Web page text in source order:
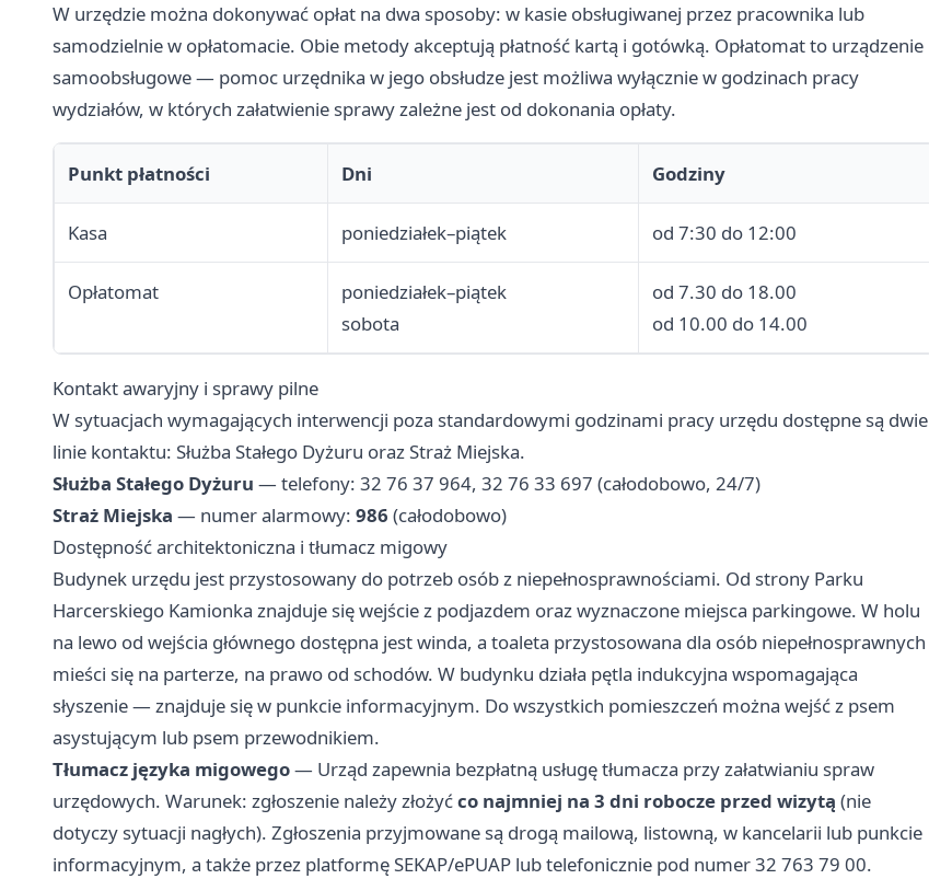
W urzędzie można dokonywać opłat na dwa sposoby: w kasie obsługiwanej przez pracownika lub
samodzielnie w opłatomacie. Obie metody akceptują płatność kartą i gotówką. Opłatomat to urządzenie
samoobsługowe — pomoc urzędnika w jego obsłudze jest możliwa wyłącznie w godzinach pracy
wydziałów, w których załatwienie sprawy zależne jest od dokonania opłaty.
Punkt płatności Dni Godziny
Kasa poniedziałek–piątek od 7:30 do 12:00
Opłatomat
poniedziałek–piątek
sobota
od 7.30 do 18.00
od 10.00 do 14.00
Kontakt awaryjny i sprawy pilne
W sytuacjach wymagających interwencji poza standardowymi godzinami pracy urzędu dostępne są dwie
linie kontaktu: Służba Stałego Dyżuru oraz Straż Miejska.
Służba Stałego Dyżuru — telefony: 32 76 37 964, 32 76 33 697 (całodobowo, 24/7)
Straż Miejska — numer alarmowy: 986 (całodobowo)
Dostępność architektoniczna i tłumacz migowy
Budynek urzędu jest przystosowany do potrzeb osób z niepełnosprawnościami. Od strony Parku
Harcerskiego Kamionka znajduje się wejście z podjazdem oraz wyznaczone miejsca parkingowe. W holu
na lewo od wejścia głównego dostępna jest winda, a toaleta przystosowana dla osób niepełnosprawnych
mieści się na parterze, na prawo od schodów. W budynku działa pętla indukcyjna wspomagająca
słyszenie — znajduje się w punkcie informacyjnym. Do wszystkich pomieszczeń można wejść z psem
asystującym lub psem przewodnikiem.
Tłumacz języka migowego— Urząd zapewnia bezpłatną usługę tłumacza przy załatwianiu spraw
urzędowych. Warunek: zgłoszenie należy złożyćco najmniej na 3 dni robocze przed wizytą (nie
dotyczy sytuacji nagłych). Zgłoszenia przyjmowane są drogą mailową, listowną, w kancelarii lub punkcie
informacyjnym, a także przez platformę SEKAP/ePUAP lub telefonicznie pod numer 32 763 79 00.